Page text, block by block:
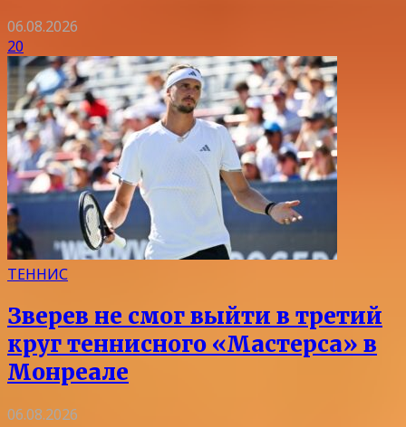
06.08.2026
20
ТЕННИС
Зверев не смог выйти в третий
круг теннисного «Мастерса» в
Монреале
06.08.2026